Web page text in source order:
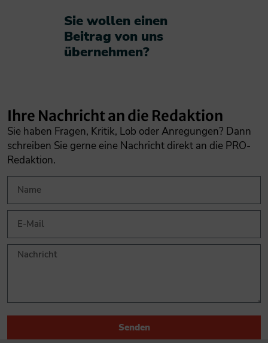
Sie wollen einen
Beitrag von uns
übernehmen?​
Ihre Nachricht an die Redaktion
Sie haben Fragen, Kritik, Lob oder Anregungen? Dann
schreiben Sie gerne eine Nachricht direkt an die PRO-
Redaktion.
Senden